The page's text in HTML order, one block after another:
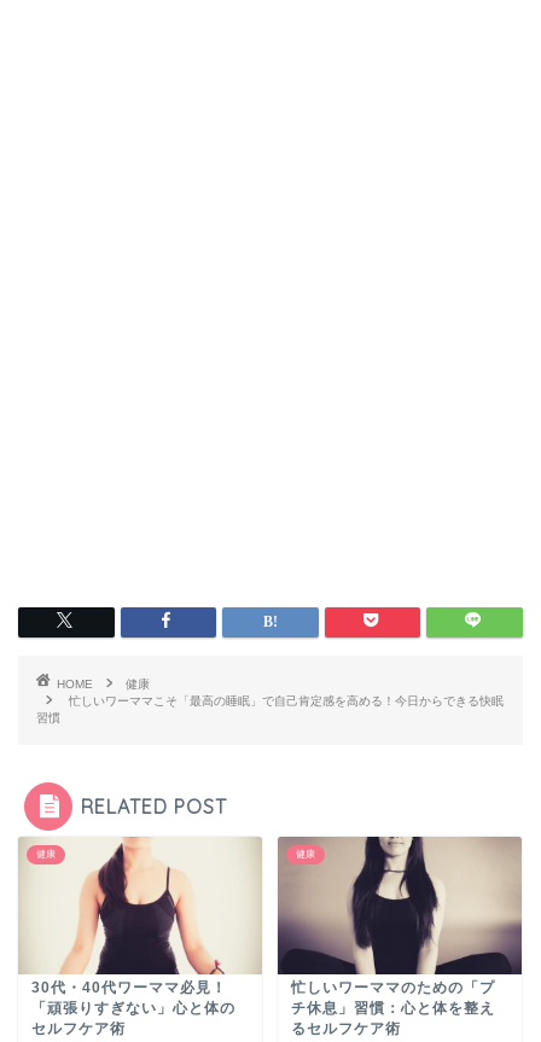
HOME
健康
忙しいワーママこそ「最高の睡眠」で自己肯定感を高める！今日からできる快眠
習慣
RELATED POST
健康
30代・40代ワーママ必見！
「頑張りすぎない」心と体の
セルフケア術
健康
忙しいワーママのための「プ
チ休息」習慣：心と体を整え
るセルフケア術